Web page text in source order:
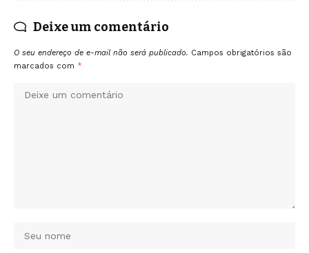
Deixe um comentário
O seu endereço de e-mail não será publicado. Campos obrigatórios são
marcados com *